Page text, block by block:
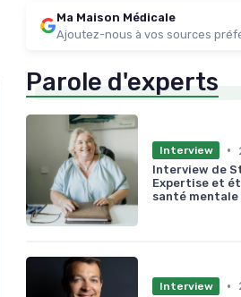
Ma Maison Médicale
Ajoutez-nous à vos sources
Parole d'experts
Interview •
Interview de
Expertise et
santé mentale
Interview •